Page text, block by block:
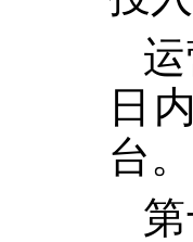
日
台。